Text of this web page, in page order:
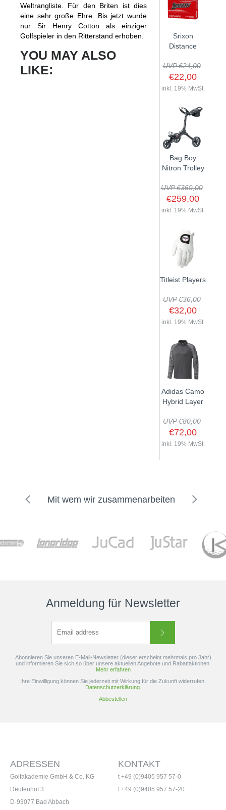
HANDSCHUHE
ZUBEHÖR
Weltrangliste. Für den Briten ist dies
eine sehr große Ehre. Bis jetzt wurde
nur Sir Henry Cotton als einziger
Golfspieler in den Ritterstand erhoben.
YOU MAY ALSO
LIKE:
Srixon
Distance
UVP €24,00
€22,00
inkl. 19% MwSt.
Bag Boy
Nitron Trolley
UVP €369,00
€259,00
inkl. 19% MwSt.
Titleist Players
UVP €36,00
€32,00
inkl. 19% MwSt.
Adidas Camo
Hybrid Layer
UVP €80,00
€72,00
inkl. 19% MwSt.
Mit wem wir zusammenarbeiten
Anmeldung für Newsletter
Abonnieren Sie unseren E-Mail-Newsletter (dieser erscheint mehrmals pro Jahr)
und informieren Sie sich so über unsere aktuellen Angebote und Rabattaktionen.
Mehr erfahren
Ihre Einwilligung können Sie jederzeit mit Wirkung für die Zukunft widerrufen.
Datenschutzerklärung.
Abbestellen
KONTAKT
t +49 (0)9405 957 57-0
f +49 (0)9405 957 57-20
ADRESSEN
Golfakademie GmbH & Co. KG
Deutenhof 3
D-93077 Bad Abbach